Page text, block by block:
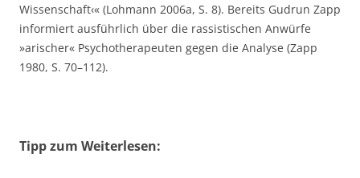
Wissenschaft‹« (Lohmann 2006a, S. 8). Bereits Gudrun Zapp
informiert ausführlich über die rassistischen Anwürfe
»arischer« Psychotherapeuten gegen die Analyse (Zapp
1980, S. 70–112).
Tipp zum Weiterlesen: